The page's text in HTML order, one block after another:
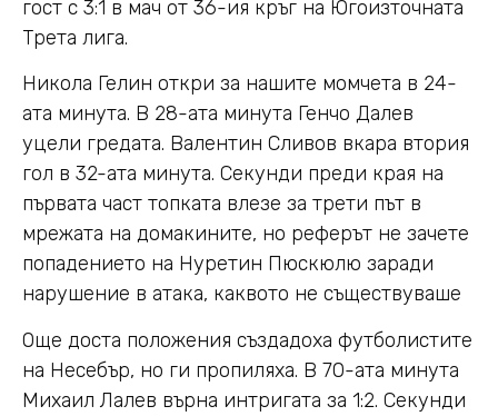
гост с 3:1 в мач от 36-ия кръг на Югоизточната
Трета лига.
Никола Гелин откри за нашите момчета в 24-
ата минута. В 28-ата минута Генчо Далев
уцели гредата. Валентин Сливов вкара втория
гол в 32-ата минута. Секунди преди края на
първата част топката влезе за трети път в
мрежата на домакините, но реферът не зачете
попадението на Нуретин Пюскюлю заради
нарушение в атака, каквото не съществуваше
Още доста положения създадоха футболистите
на Несебър, но ги пропиляха. В 70-ата минута
Михаил Лалев върна интригата за 1:2. Секунди